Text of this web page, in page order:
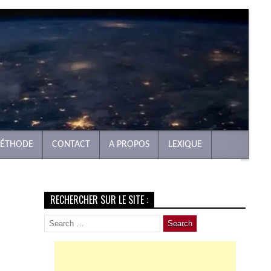
CONTACT A PROPOS LEXIQUE
RECHERCHER SUR LE SITE :
Search
for: